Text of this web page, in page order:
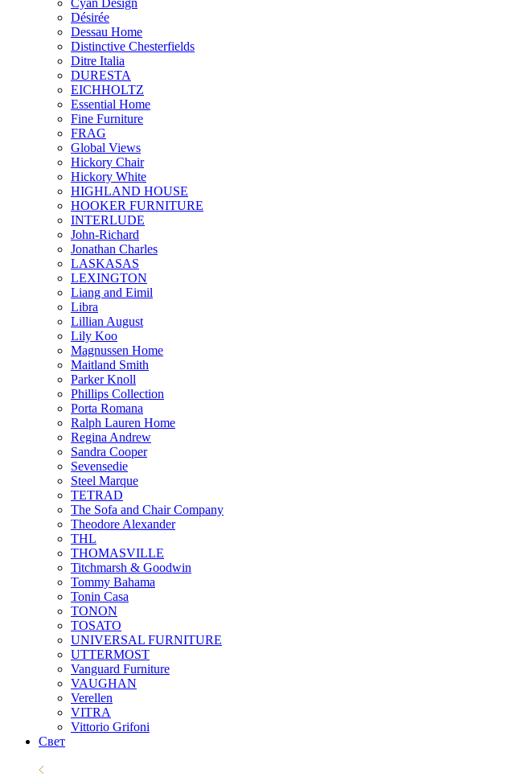
Cyan Design
Désirée
Dessau Home
Distinctive Chesterfields
Ditre Italia
DURESTA
EICHHOLTZ
Essential Home
Fine Furniture
FRAG
Global Views
Hickory Chair
Hickory White
HIGHLAND HOUSE
HOOKER FURNITURE
INTERLUDE
John-Richard
Jonathan Charles
LASKASAS
LEXINGTON
Liang and Eimil
Libra
Lillian August
Lily Koo
Magnussen Home
Maitland Smith
Parker Knoll
Phillips Collection
Porta Romana
Ralph Lauren Home
Regina Andrew
Sandra Cooper
Sevensedie
Steel Marque
TETRAD
The Sofa and Chair Company
Theodore Alexander
THL
THOMASVILLE
Titchmarsh & Goodwin
Tommy Bahama
Tonin Casa
TONON
TOSATO
UNIVERSAL FURNITURE
UTTERMOST
Vanguard Furniture
VAUGHAN
Verellen
VITRA
Vittorio Grifoni
Свет